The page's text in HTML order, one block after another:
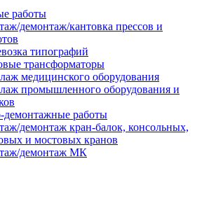
работы
демонтаж/кантовка прессов и
типографий
трансформаторы
медицинского оборудования
промышленного оборудования и
работы
демонтаж кран-балок, консольных,
и мостовых кранов
демонтаж МК